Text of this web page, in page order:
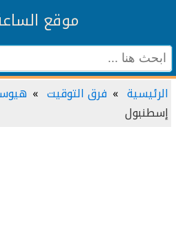
موقع
الرئيسية فرق التوقيت
إسطنبول